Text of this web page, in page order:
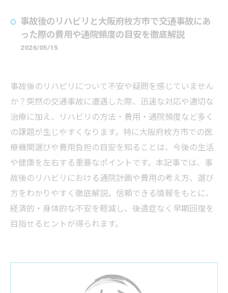
事故後のリハビリと大阪府枚方市で交通事故にあ
った際の費用や通院頻度の目安を徹底解説
2026/05/15
事故後のリハビリについて不安や疑問を感じていません
か？突然の交通事故に遭遇した際、迅速な対応や適切な
治療に加え、リハビリの方法・費用・通院頻度など多く
の課題が生じやすくなります。特に大阪府枚方市での医
療機関選びや費用負担の目安を知ることは、今後の生活
や健康を左右する重要なポイントです。本記事では、事
故後のリハビリにおける通院計画や費用の考え方、選び
方をわかりやすく徹底解説。信頼できる情報をもとに、
経済的・身体的な不安を軽減し、後遺症なく早期回復を
目指せるヒントが得られます。